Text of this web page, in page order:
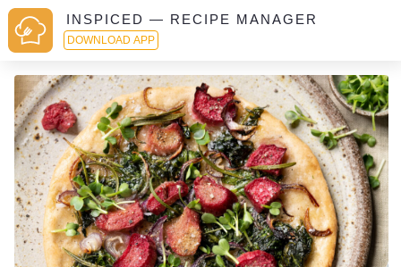
INSPICED — RECIPE MANAGER
DOWNLOAD APP